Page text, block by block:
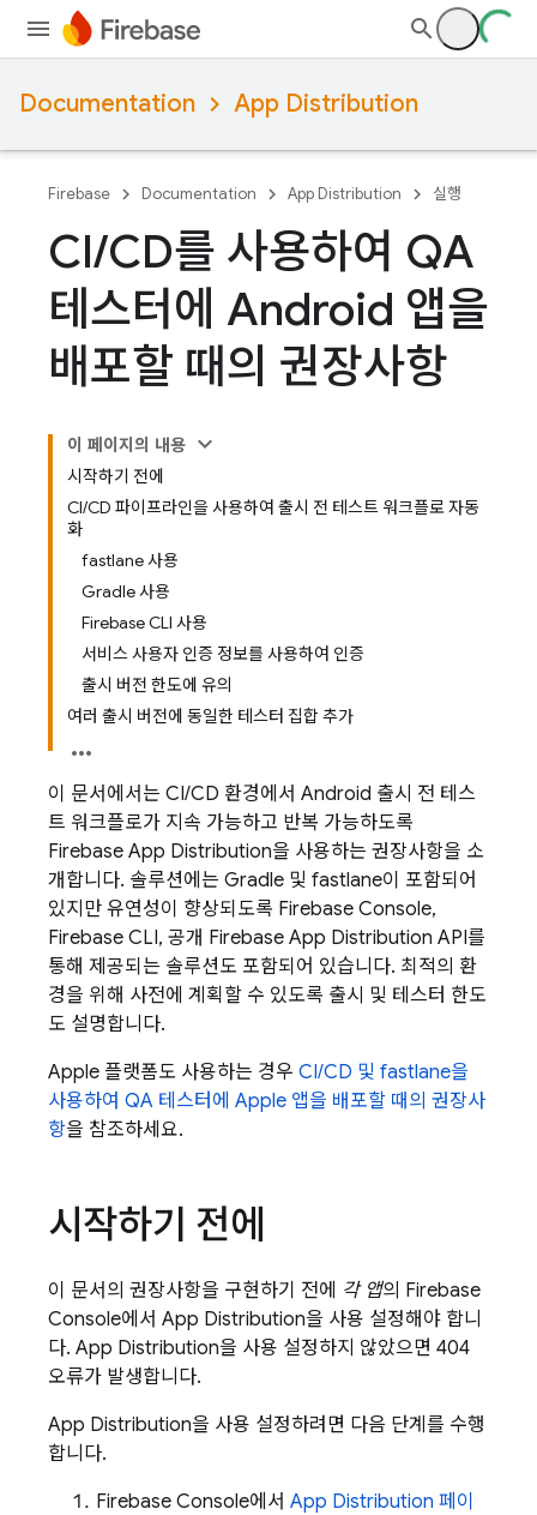
Documentation App Distribution
Firebase Documentation App Distribution 실행
CI/CD를 사용하여 QA
테스터에 Android 앱을
배포할 때의 권장사항
이 페이지의 내용
시작하기 전에
CI/CD 파이프라인을 사용하여 출시 전 테스트 워크플로 자동
화
fastlane 사용
Gradle 사용
Firebase CLI 사용
서비스 사용자 인증 정보를 사용하여 인증
출시 버전 한도에 유의
여러 출시 버전에 동일한 테스터 집합 추가
이 문서에서는 CI/CD 환경에서 Android 출시 전 테스
트 워크플로가 지속 가능하고 반복 가능하도록
Firebase App Distribution을 사용하는 권장사항을 소
개합니다. 솔루션에는 Gradle 및 fastlane이 포함되어
있지만 유연성이 향상되도록 Firebase Console,
Firebase CLI, 공개 Firebase App Distribution API를
통해 제공되는 솔루션도 포함되어 있습니다. 최적의 환
경을 위해 사전에 계획할 수 있도록 출시 및 테스터 한도
도 설명합니다.
Apple 플랫폼도 사용하는 경우 CI/CD 및 fastlane을
사용하여 QA 테스터에 Apple 앱을 배포할 때의 권장사
항을 참조하세요.
시작하기 전에
이 문서의 권장사항을 구현하기 전에 각 앱의 Firebase
Console에서 App Distribution을 사용 설정해야 합니
다. App Distribution을 사용 설정하지 않았으면 404
오류가 발생합니다.
App Distribution을 사용 설정하려면 다음 단계를 수행
합니다.
Firebase Console에서 App Distribution 페이